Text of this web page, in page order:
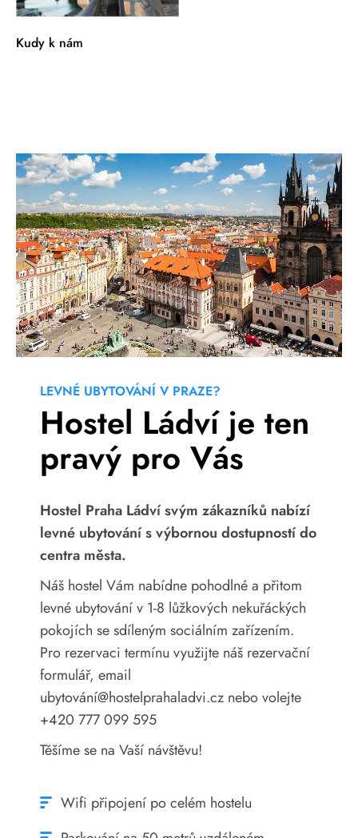
Kudy k nám
LEVNÉ UBYTOVÁNÍ V PRAZE?
Hostel Ládví je ten
pravý pro Vás
Hostel Praha Ládví svým zákazníků nabízí
levné ubytování s výbornou dostupností do
centra města.
Náš hostel Vám nabídne pohodlné a přitom
levné ubytování v 1-8 lůžkových nekuřáckých
pokojích se sdíleným sociálním zařízením.
Pro rezervaci termínu využijte náš rezervační
formulář, email
ubytování@hostelprahaladvi.cz nebo volejte
+420 777 099 595
Těšíme se na Vaší návštěvu!
Wifi připojení po celém hostelu